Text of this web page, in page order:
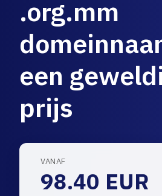
.org.mm
een
prijs
VANAF
98.40 EUR